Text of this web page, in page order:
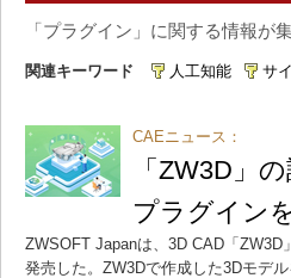
「プラグイン」に関する情報が
関連キーワード 人工知能 サ
CAEニュース：
「ZW3D」
プラグイン
ZWSOFT Japanは、3D CAD「
発売した。ZW3Dで作成した3Dモデ